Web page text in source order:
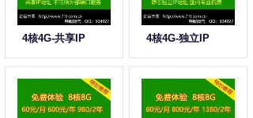
4核4G-共享IP 4核4G-独立IP